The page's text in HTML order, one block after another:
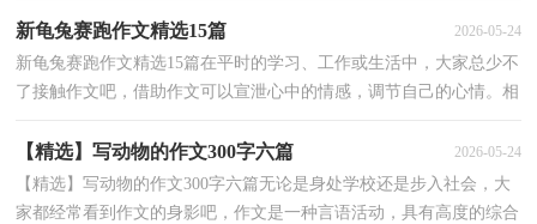
新龟兔赛跑作文精选15篇 2026-05-24
新龟兔赛跑作文精选15篇在平时的学习、工作或生活中，大家总少不
了接触作文吧，借助作文可以宣泄心中的情感，调节自己的心情。相
【精选】写动物的作文300字六篇 2026-05-24
【精选】写动物的作文300字六篇无论是身处学校还是步入社会，大
家都经常看到作文的身影吧，作文是一种言语活动，具有高度的综合